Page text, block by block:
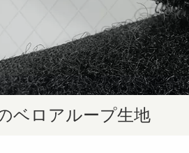
ベロアループ生地